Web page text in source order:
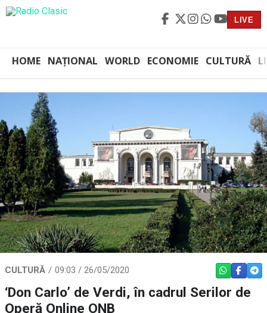
LIVE
HOME NAȚIONAL WORLD ECONOMIE CULTURĂ
CULTURĂ 09:03 / 26/05/2020 WHATSAPP
‘Don Carlo’ de Verdi, în cadrul Serilor de
Operă Online ONB